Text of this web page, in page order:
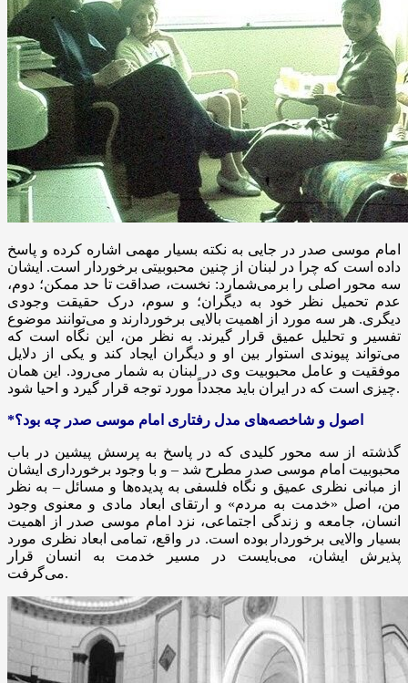
امام موسی صدر در جایی به نکته بسیار مهمی اشاره کرده و پاسخ
داده است که چرا در لبنان از چنین محبوبیتی برخوردار است. ایشان
سه محور اصلی را برمی‌شمارد: نخست، صداقت تا حد ممکن؛ دوم،
عدم تحمیل نظر خود به دیگران؛ و سوم، درک حقیقت وجودی
دیگری. هر سه مورد از اهمیت بالایی برخوردارند و می‌توانند موضوع
تفسیر و تحلیل عمیق قرار گیرند. به نظر من، این نگاه است که
می‌تواند پیوندی استوار بین او و دیگران ایجاد کند و یکی از دلایل
موفقیت و عامل محبوبیت وی در لبنان به شمار می‌رود. این همان
چیزی است که در ایران باید مجدداً مورد توجه قرار گیرد و احیا شود.
*اصول و شاخصه‌های مدل رفتاری امام موسی صدر چه بود؟
گذشته از سه محور کلیدی که در پاسخ به پرسش پیشین در باب
محبوبیت امام موسی صدر مطرح شد – و با وجود برخورداری ایشان
از مبانی نظری عمیق و نگاه فلسفی به پدیده‌ها و مسائل – به نظر
من، اصل «خدمت به مردم» و ارتقای ابعاد مادی و معنوی وجود
انسان، جامعه و زندگی اجتماعی، نزد امام موسی صدر از اهمیت
بسیار والایی برخوردار بوده است. در واقع، تمامی ابعاد نظری مورد
پذیرش ایشان، می‌بایست در مسیر خدمت به انسان قرار
می‌گرفت.